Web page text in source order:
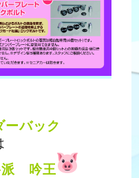
ーバック
派 吟王